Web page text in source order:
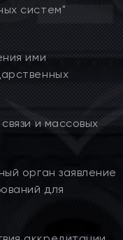
систем"
ими
и массовых
орган заявление
для